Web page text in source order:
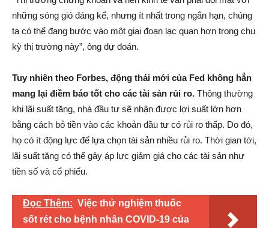
những sóng gió đáng kể, nhưng ít nhất trong ngắn hạn, chúng
ta có thể đang bước vào một giai đoạn lạc quan hơn trong chu
kỳ thị trường này”, ông dự đoán.
Tuy nhiên theo Forbes, động thái mới của Fed không hẳn
mang lại điềm báo tốt cho các tài sản rủi ro. Thông thường
khi lãi suất tăng, nhà đầu tư sẽ nhận được lợi suất lớn hơn
bằng cách bỏ tiền vào các khoản đầu tư có rủi ro thấp. Do đó,
họ có ít động lực để lựa chọn tài sản nhiều rủi ro. Thời gian tới,
lãi suất tăng có thể gây áp lực giảm giá cho các tài sản như
tiền số và cổ phiếu.
Đọc Thêm: Việc thử nghiệm thuốc
sốt rét cho bệnh nhân COVID-19 của